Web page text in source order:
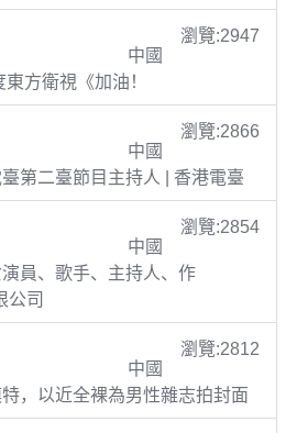
瀏覽:2947
中國
方衛視《加油！
瀏覽:2866
中國
第二臺節目主持人 | 香港電臺
瀏覽:2854
中國
員、歌手、主持人、作
公司
瀏覽:2812
中國
，以近全裸為男性雜志拍封面